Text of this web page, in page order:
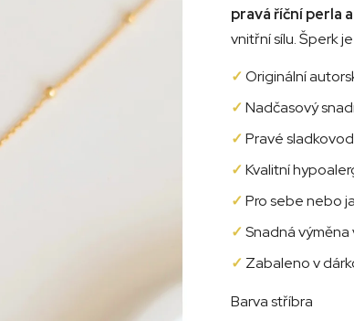
pravá říční perla
vnitřní sílu. Šperk
✓Originální
✓Nadčasový
✓Pravé
✓Kvalitní
✓Pro sebe nebo
✓Snadná výměna
✓ Zabaleno v
Barva stříbra